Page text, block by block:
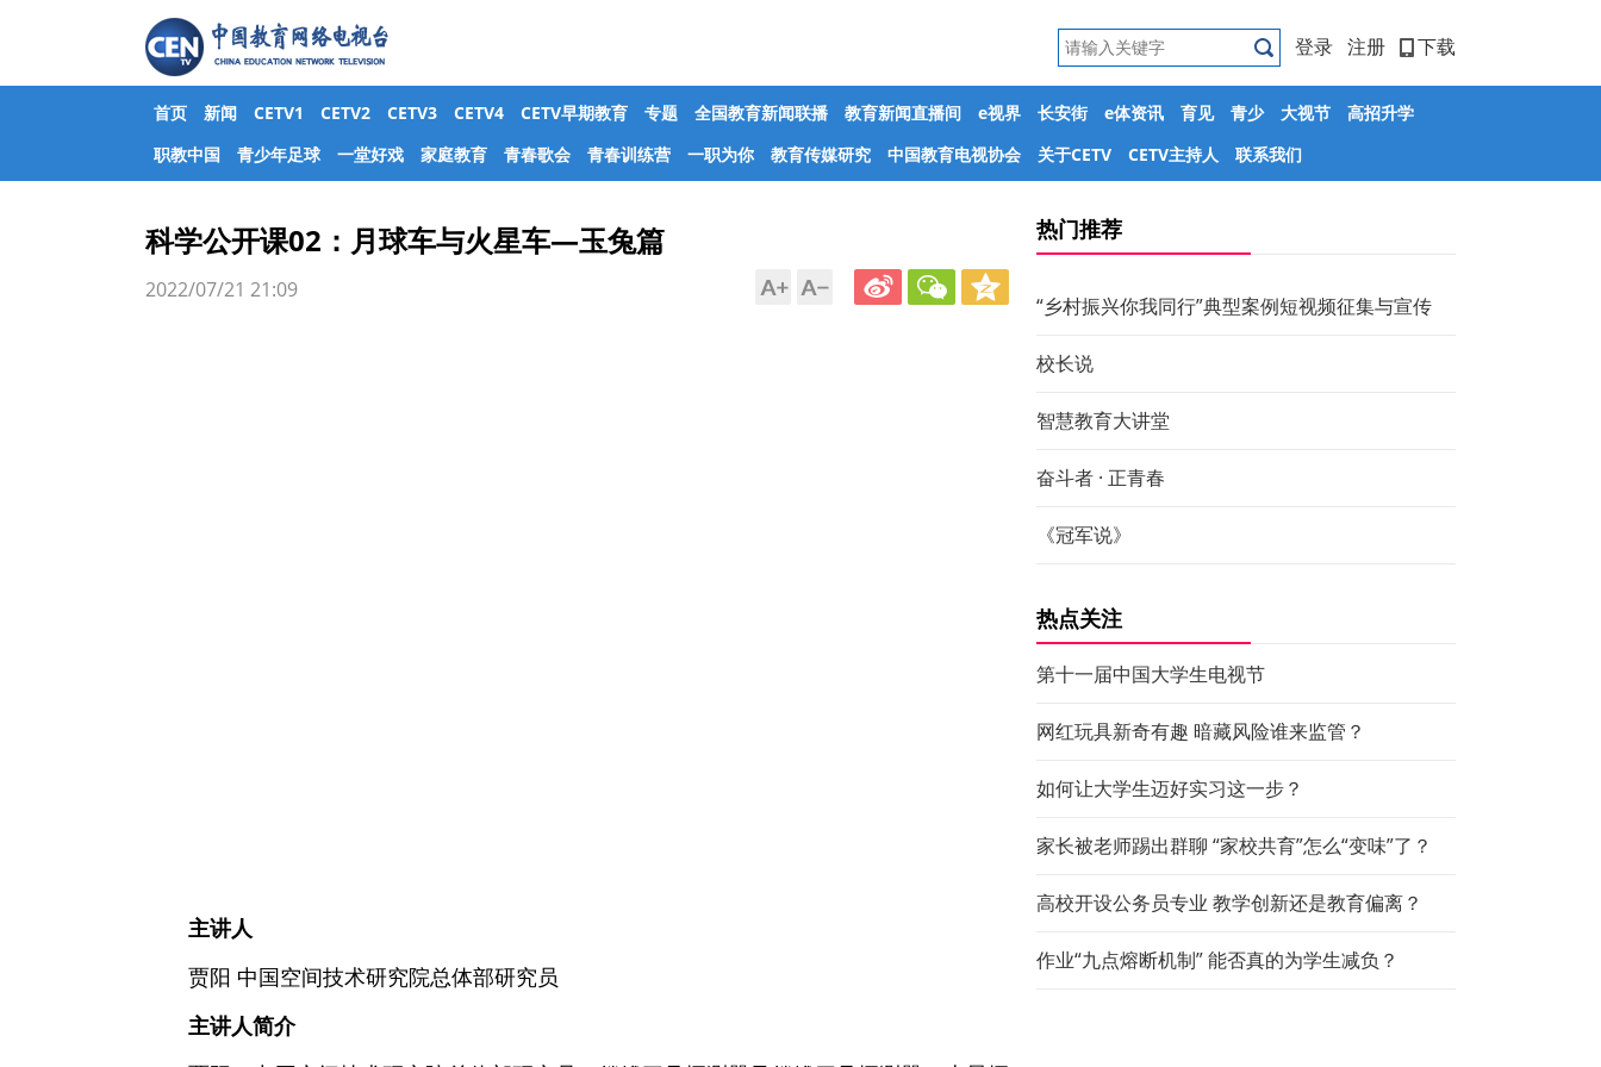
登录 注册 下载
首页 新闻 CETV1 CETV2 CETV3 CETV4 CETV早期教育 专题 全国教育新闻联播 教育新闻直播间 e视界 长安街 e体资讯 育见 青少 大视节
高招升学
职教中国
青少年足球 一堂好戏 家庭教育 青春歌会 青春训练营 一职为你 教育传媒研究 中国教育电视协会 关于CETV CETV主持人 联系我们
科学公开课02：月球车与火星车—玉兔篇
2022/07/21 21:09
主讲人
贾阳 中国空间技术研究院总体部研究员
主讲人简介
热门推荐
“乡村振兴你我同行”典型案例短视频征集与宣传
校长说
智慧教育大讲堂
奋斗者 · 正青春
《冠军说》
热点关注
第十一届中国大学生电视节
网红玩具新奇有趣 暗藏风险谁来监管？
如何让大学生迈好实习这一步？
家长被老师踢出群聊 “家校共育”怎么“变味”了？
高校开设公务员专业 教学创新还是教育偏离？
作业“九点熔断机制” 能否真的为学生减负？